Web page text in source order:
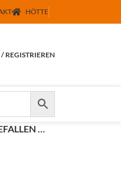
HÖTTE
REGISTRIEREN
…